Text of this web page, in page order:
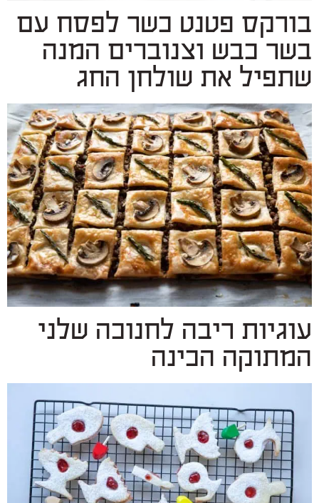
בורקס פטנט כשר לפסח עם
בשר כבש וצנוברים המנה
שתפיל את שולחן החג
עוגיות ריבה לחנוכה שלני
המתוקה הכינה